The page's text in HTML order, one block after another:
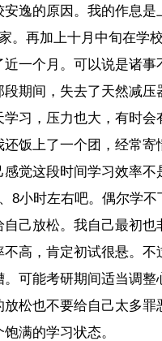
安逸的原因。我的作息是
。再加上十月中旬在学
近一个月。可以说是诸事
段期间，失去了天然减压
学习，压力也大，有时会
还饭上了一个团，经常寄
感觉这段时间学习效率不
8小时左右吧。偶尔学不
自己放松。我自己最初也
不高，肯定初试很悬。不
。可能考研期间适当调整
放松也不要给自己太多罪
满的学习状态。